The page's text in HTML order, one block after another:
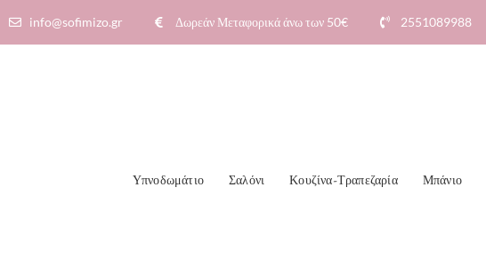
info@sofimizo.gr Δωρεάν Μεταφορικά άνω των 50€​ 2551089988
Υπνοδωμάτιο Σαλόνι Κουζίνα-Τραπεζαρία Μπάνιο